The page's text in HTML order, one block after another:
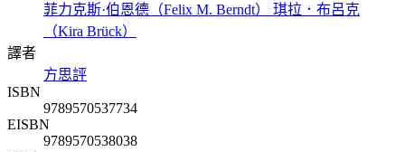
菲力克斯·伯恩德（Felix M. Berndt） 琪拉．布呂克
（Kira Brück）
譯者
方思評
ISBN
9789570537734
EISBN
9789570538038